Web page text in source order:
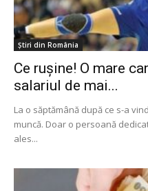
Știri din România
Ce rușine! O mare
salariul de mai...
La o săptămână după ce s-a
muncă. Doar o persoană
ales...